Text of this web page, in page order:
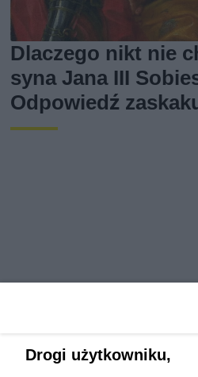
Dlaczego nikt nie
syna Jana III
Odpowiedź
Drogi użytkowniku,